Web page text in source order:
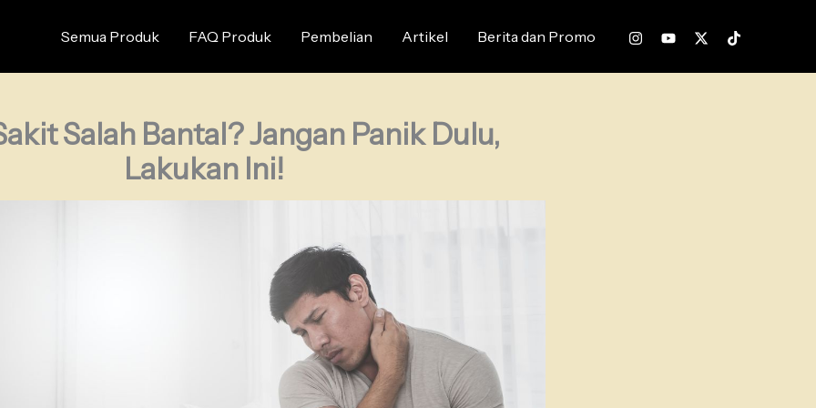
Semua Produk FAQ Produk Pembelian Artikel Berita dan Promo
Salah Bantal? Jangan Panik Dulu,
Lakukan Ini!